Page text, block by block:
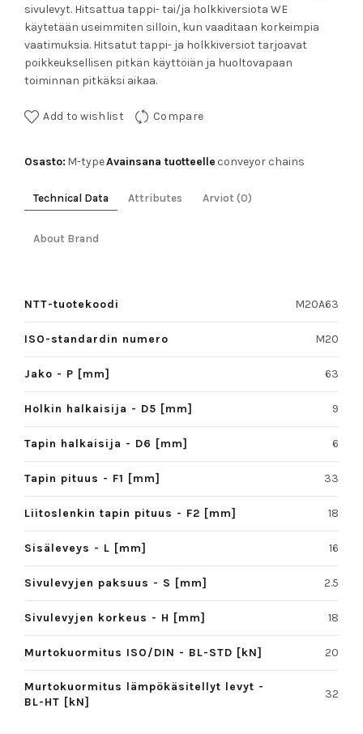
sivulevyt. Hitsattua tappi- tai/ja holkkiversiota WE
käytetään useimmiten silloin, kun vaaditaan korkeimpia
vaatimuksia. Hitsatut tappi- ja holkkiversiot tarjoavat
poikkeuksellisen pitkän käyttöiän ja huoltovapaan
toiminnan pitkäksi aikaa.
Add to wishlist Compare
Osasto: M-typeAvainsana tuotteelle conveyor chains
Technical Data Attributes Arviot (0)
About Brand
NTT-tuotekoodi M20A63
ISO-standardin numero M20
Jako - P [mm] 63
Holkin halkaisija - D5 [mm] 9
Tapin halkaisija - D6 [mm] 6
Tapin pituus - F1 [mm] 33
Liitoslenkin tapin pituus - F2 [mm] 18
Sisäleveys - L [mm] 16
Sivulevyjen paksuus - S [mm] 2.5
Sivulevyjen korkeus - H [mm] 18
Murtokuormitus ISO/DIN - BL-STD [kN] 20
Murtokuormitus lämpökäsitellyt levyt -
BL-HT [kN]
32